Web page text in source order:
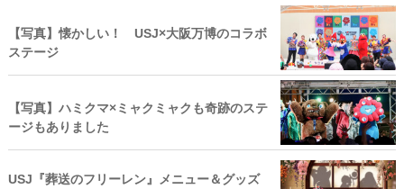
【写真】懐かしい！ USJ×大阪万博のコラボ
ステージ
【写真】ハミクマ×ミャクミャクも奇跡のステ
ージもありました
USJ『葬送のフリーレン』メニュー＆グッズ